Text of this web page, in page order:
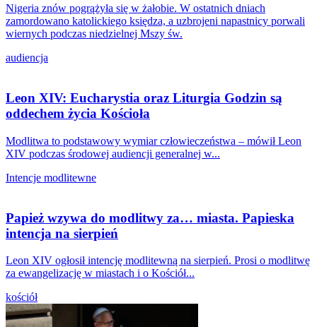
Nigeria znów pogrążyła się w żałobie. W ostatnich dniach
zamordowano katolickiego księdza, a uzbrojeni napastnicy porwali
wiernych podczas niedzielnej Mszy św.
audiencja
Leon XIV: Eucharystia oraz Liturgia Godzin są
oddechem życia Kościoła
Modlitwa to podstawowy wymiar człowieczeństwa – mówił Leon
XIV podczas środowej audiencji generalnej w...
Intencje modlitewne
Papież wzywa do modlitwy za… miasta. Papieska
intencja na sierpień
Leon XIV ogłosił intencję modlitewną na sierpień. Prosi o modlitwę
za ewangelizację w miastach i o Kościół...
kościół